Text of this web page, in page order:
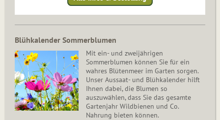
Blühkalender Sommerblumen
Mit ein- und zweijährigen
Sommerblumen können Sie für ein
wahres Blütenmeer im Garten sorgen.
Unser Aussaat- und Blühkalender hilft
Ihnen dabei, die Blumen so
auszuwählen, dass Sie das gesamte
Gartenjahr Wildbienen und Co.
Nahrung bieten können.